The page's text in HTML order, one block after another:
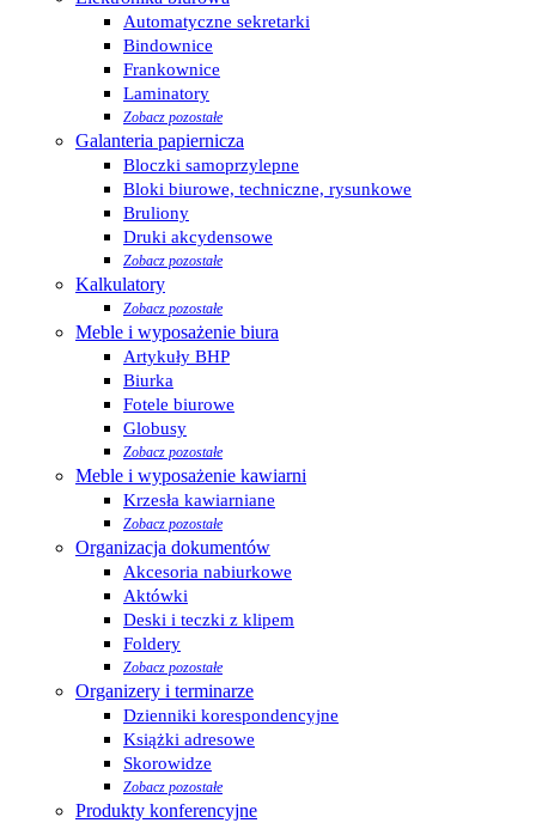
Automatyczne sekretarki
Bindownice
Frankownice
Laminatory
Zobacz pozostałe
Galanteria papiernicza
Bloczki samoprzylepne
Bloki biurowe, techniczne, rysunkowe
Bruliony
Druki akcydensowe
Zobacz pozostałe
Kalkulatory
Zobacz pozostałe
Meble i wyposażenie biura
Artykuły BHP
Biurka
Fotele biurowe
Globusy
Zobacz pozostałe
Meble i wyposażenie kawiarni
Krzesła kawiarniane
Zobacz pozostałe
Organizacja dokumentów
Akcesoria nabiurkowe
Aktówki
Deski i teczki z klipem
Foldery
Zobacz pozostałe
Organizery i terminarze
Dzienniki korespondencyjne
Książki adresowe
Skorowidze
Zobacz pozostałe
Produkty konferencyjne